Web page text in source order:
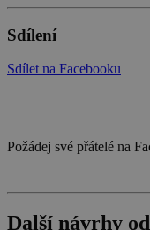
Sdílení
Sdílet na Facebooku
Požádej své přátelé na
Další návrhy